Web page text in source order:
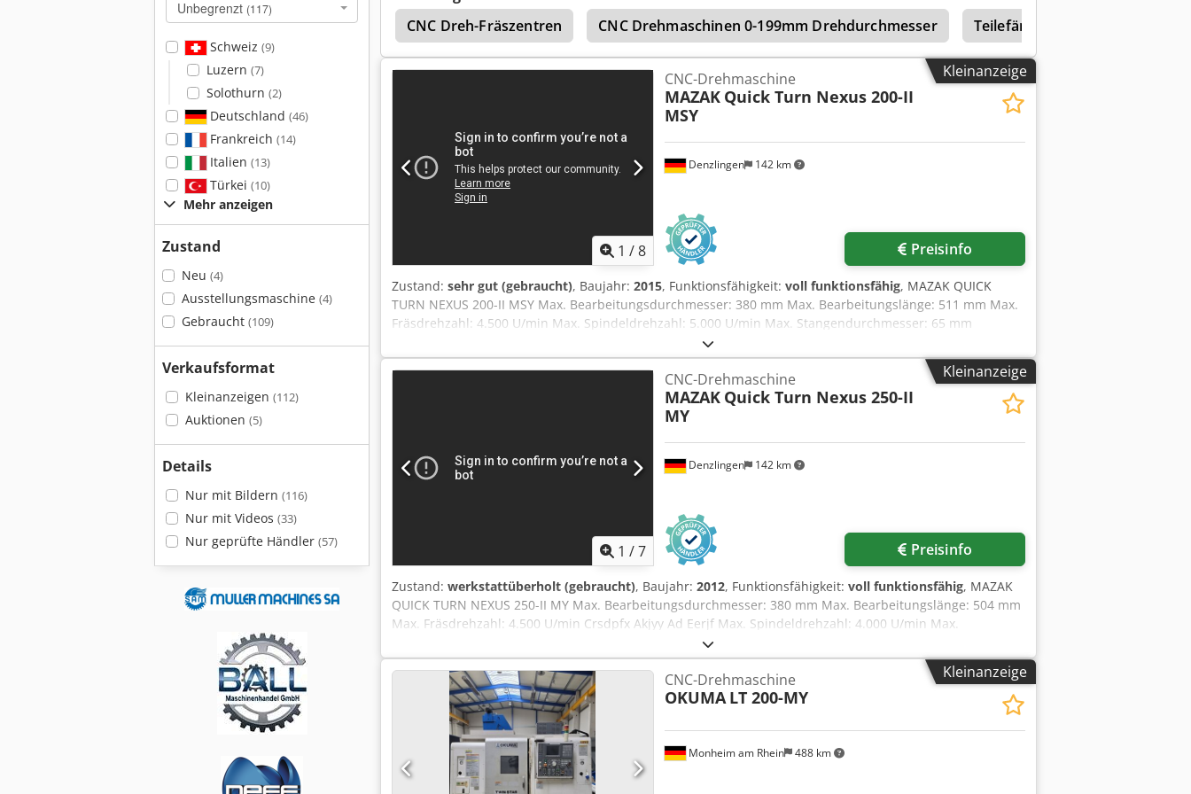
Unbegrenzt (117)
Schweiz (9)
Luzern (7)
Solothurn (2)
Deutschland (46)
Frankreich (14)
Italien (13)
Türkei (10)
Mehr anzeigen
Zustand
Neu (4)
Ausstellungsmaschine (4)
Gebraucht (109)
Verkaufsformat
Kleinanzeigen (112)
Auktionen (5)
Details
Nur mit Bildern (116)
Nur mit Videos (33)
Nur geprüfte Händler (57)
angetriebene Werkzeughalter
CNC Dreh-Fräszentren
CNC Drehmaschinen 0-199mm Drehdurchmesser Teilefänger
Colchester Drehmaschine
Kleinanzeige
1 /8
Denzlingen 142 km
CNC-Drehmaschine
MAZAK Quick Turn Nexus 200-II
MSY
Preisinfo
Zustand: sehr gut (gebraucht), Baujahr: 2015, Funktionsfähigkeit: voll funktionsfähig, MAZAK QUICK
TURN NEXUS 200-II MSY Max. Bearbeitungsdurchmesser: 380 mm Max. Bearbeitungslänge: 511 mm Max.
Fräsdrehzahl: 4.500 U/min Max. Spindeldrehzahl: 5.000 U/min Max. Stangendurchmesser: 65 mm
Maschine ist ausgestattet mit: - CNC-STEUERUNG Mazatrol Matrix 2 - Hydr. HAINBUCH Spanntopfutter
Kombi Axzug Gr. 65 für Hauptspindel - Hydr. HAINBUCH Spanntopfutter Kombi Axzug Gr. 65 für
Gegenspindel - Tool Eye - C-Achse - C-Achse Gegenspindel, Eingabegenauigkeit 0,0001° - Y-Achse -
Interface für Stangenlademagazin - autom. Teilefänger - verstärkte Kühlmittelpumpe - MAYFRAN
Späneförderer - 8 St. feststehende Werkzeughalter - 2 St. angetriebene Werkzeughalter Csdpfx Aezczd
Kleinanzeige
1 /7
Denzlingen 142 km
CNC-Drehmaschine
MAZAK Quick Turn Nexus 250-II
MY
Preisinfo
Zustand: werkstattüberholt (gebraucht), Baujahr: 2012, Funktionsfähigkeit: voll funktionsfähig, MAZAK
QUICK TURN NEXUS 250-II MY Max. Bearbeitungsdurchmesser: 380 mm Max. Bearbeitungslänge: 504 mm
Max. Fräsdrehzahl: 4.500 U/min Crsdpfx Akjyy Ad Eerjf Max. Spindeldrehzahl: 4.000 U/min Max.
Stangendurchmesser: 74 mm Maschine ist ausgestattet mit: - CNC-STEUERUNG Mazatrol Matrix Nexus 2 -
KITAGAWA Dreibackenfutter B-210, Durchmesser 254 mm - Tool Eye - C-Achse - Y-Achse - autom.
Teilefänger - NC-Reitstock - verstärkte Kühlmittelpumpe - MAYFRAN Späneförderer - 8 St. feststehende
Werkzeughalter - 2 St. angetriebene Werkzeughalter
Kleinanzeige
Monheim am Rhein 488 km
CNC-Drehmaschine
OKUMA LT 200-MY